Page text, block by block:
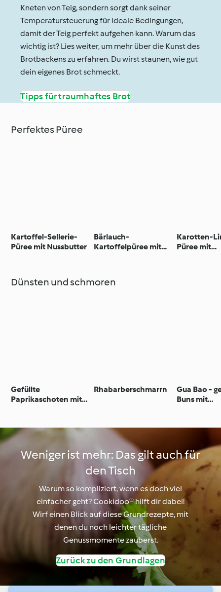
Kneten von Teig, sondern sorgt dank seiner
Temperatursteuerung für ideale Bedingungen,
damit der Teig perfekt aufgehen kann. Warum das
wichtig ist? Lies weiter, um mehr über die Kunst des
Brotbackens zu erfahren. Du wirst staunen, wie gut
dein eigenes Brot schmeckt.
Tipps für traumhaftes Brot
Perfektes Püree
Kartoffel-Sellerie-
Püree mit Nussbutter
Bärlauch-
Kartoffelpüree mit
Karotten-
Püree mit
Dünsten und schmoren
Gefüllte
Paprikaschoten mit
Rhabarberschmarrn
Gua Bao -
Buns mit
Weniger ist mehr: Das gilt auch für
den Tisch
Warum so kompliziert, wenn es doch viel
einfacher geht? Cookidoo® hilft dir dabei!
Wirf einen Blick auf diese Grundrezepte, mit
denen du noch leichter tägliche
Genussmomente zauberst.
Zurück zu den Grundlagen